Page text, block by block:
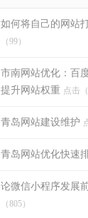
如何将自己的网站
（99）
市南网站优化：百
提升网站权重 点击（
青岛网站建设维护
青岛网站优化快速
论微信小程序发展
（805）